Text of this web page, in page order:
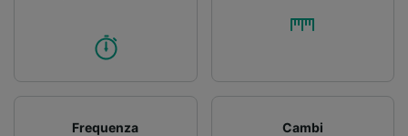
Frequenza
Cambi